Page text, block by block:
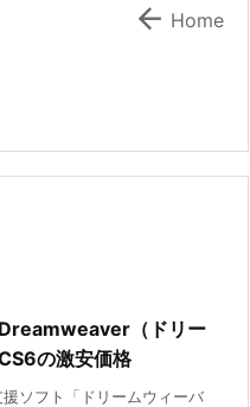
 Home
（ドリー
の激安価格
ソフト「ドリームウィーバ